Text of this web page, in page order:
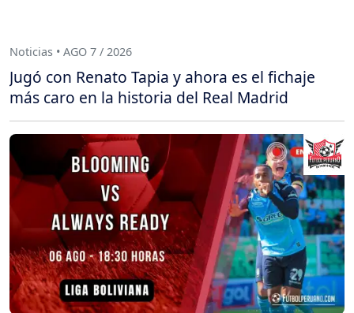
Noticias • AGO 7 / 2026
Jugó con Renato Tapia y ahora es el fichaje
más caro en la historia del Real Madrid